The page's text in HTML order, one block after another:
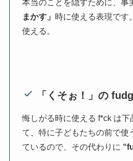
本当のことを隠すために、事
まかす」 時に使える表現です
使える。
「くそぉ！」の
悔しがる時に使える f*ck は下
て、特に子どもたちの前で使
ているので、その代わりに